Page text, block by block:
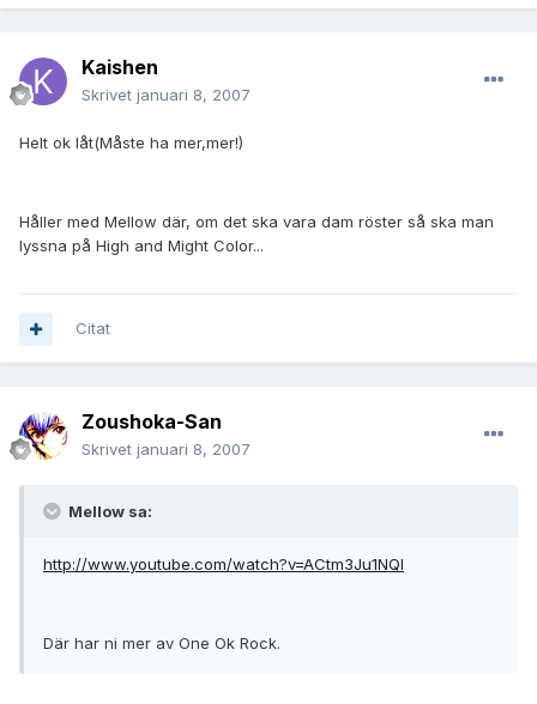
Kaishen
Skrivet januari 8, 2007
Helt ok låt(Måste ha mer,mer!)
Håller med Mellow där, om det ska vara dam röster så ska man
lyssna på High and Might Color...
Citat
Zoushoka-San
Skrivet januari 8, 2007
Mellow sa:
http://www.youtube.com/watch?v=ACtm3Ju1NQI
Där har ni mer av One Ok Rock.